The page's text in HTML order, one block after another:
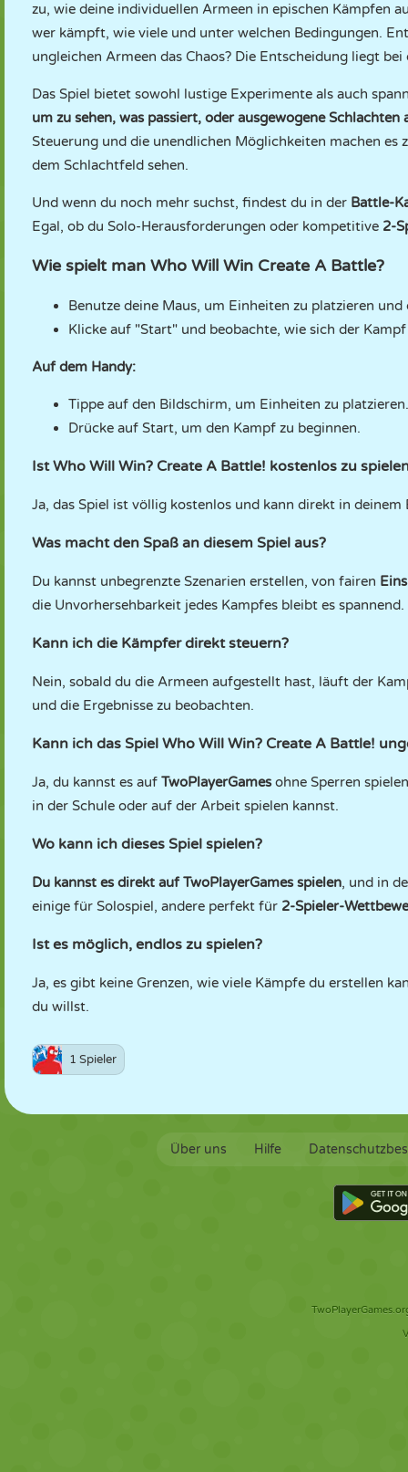
zu, wie deine individuellen Armeen in epischen Kämpfen
wer kämpft, wie viele und unter welchen Bedingungen.
ungleichen Armeen das Chaos? Die Entscheidung liegt bei
Das Spiel bietet sowohl lustige Experimente als auch
um zu sehen, was passiert, oder ausgewogene
Steuerung und die unendlichen Möglichkeiten machen
dem Schlachtfeld sehen.
Und wenn du noch mehr suchst, findest du in der Battle-
Egal, ob du Solo-Herausforderungen oder kompetitive 2-
Wie spielt man Who Will Win Create A Battle?
Benutze deine Maus, um Einheiten zu platzieren
Klicke auf "Start" und beobachte, wie sich der
Auf dem Handy:
Tippe auf den Bildschirm, um Einheiten zu platzieren.
Drücke auf Start, um den Kampf zu beginnen.
Ist Who Will Win? Create A Battle! kostenlos zu
Ja, das Spiel ist völlig kostenlos und kann direkt in
Was macht den Spaß an diesem Spiel aus?
Du kannst unbegrenzte Szenarien erstellen, von fairen
die Unvorhersehbarkeit jedes Kampfes bleibt es spannend.
Kann ich die Kämpfer direkt steuern?
Nein, sobald du die Armeen aufgestellt hast, läuft der
und die Ergebnisse zu beobachten.
Kann ich das Spiel Who Will Win? Create A Battle!
Ja, du kannst es auf TwoPlayerGamesohne Sperren
in der Schule oder auf der Arbeit spielen kannst.
Wo kann ich dieses Spiel spielen?
Du kannst es direkt auf TwoPlayerGames spielen, und in
einige für Solospiel, andere perfekt für 2-Spieler-
Ist es möglich, endlos zu spielen?
Ja, es gibt keine Grenzen, wie viele Kämpfe du erstellen
du willst.
1 Spieler
Über uns Hilfe